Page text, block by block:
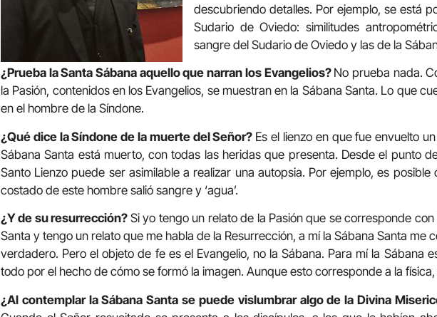
descubriendo detalles. Por ejemplo, se está
Sudario de Oviedo: similitudes
sangre del Sudario de Oviedo y las de la
¿Prueba la Santa Sábana aquello que narran los Evangelios? No prueba nada.
la Pasión, contenidos en los Evangelios, se muestran en la Sábana Santa. Lo que
en el hombre de la Síndone.
¿Qué dice la Síndone de la muerte del Señor? Es el lienzo en que fue envuelto
Sábana Santa está muerto, con todas las heridas que presenta. Desde el punto
Santo Lienzo puede ser asimilable a realizar una autopsia. Por ejemplo, es
costado de este hombre salió sangre y ‘agua’.
¿Y de su resurrección? Si yo tengo un relato de la Pasión que se corresponde
Santa y tengo un relato que me habla de la Resurrección, a mí la Sábana Santa me
verdadero. Pero el objeto de fe es el Evangelio, no la Sábana. Para mí la Sábana
todo por el hecho de cómo se formó la imagen. Aunque esto corresponde a la
¿Al contemplar la Sábana Santa se puede vislumbrar algo de la Divina